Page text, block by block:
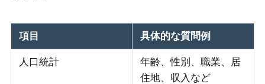
項目 具体的な質問例
人口統計
年齢、性別、職業、居
住地、収入など